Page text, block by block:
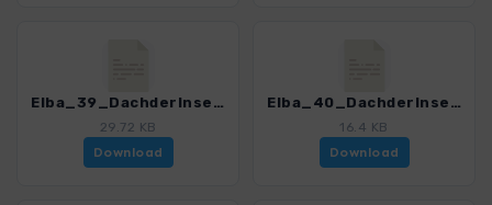
Elba_39_DachderInsel1_4482_5.gpx
29.72 KB
Download
Elba_40_DachderInsel2_4482_5.gpx
16.4 KB
Download